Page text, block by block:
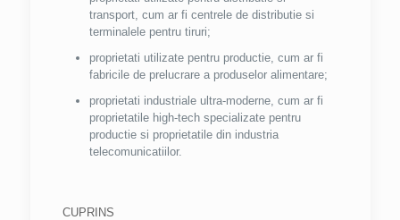
transport, cum ar fi centrele de distributie si
terminalele pentru tiruri;
proprietati utilizate pentru productie, cum ar fi
fabricile de prelucrare a produselor alimentare;
proprietati industriale ultra-moderne, cum ar fi
proprietatile high-tech specializate pentru
productie si proprietatile din industria
telecomunicatiilor.
CUPRINS